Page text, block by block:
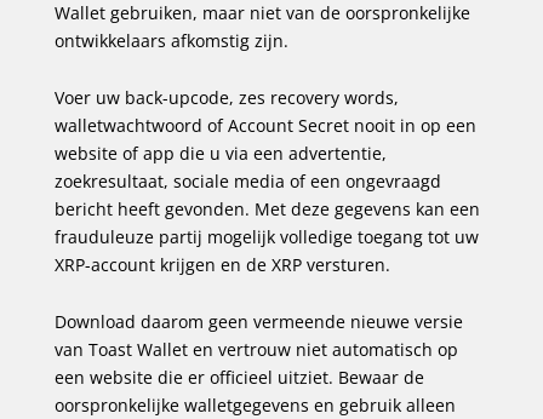
Wallet gebruiken, maar niet van de oorspronkelijke
ontwikkelaars afkomstig zijn.
Voer uw back-upcode, zes recovery words,
walletwachtwoord of Account Secret nooit in op een
website of app die u via een advertentie,
zoekresultaat, sociale media of een ongevraagd
bericht heeft gevonden. Met deze gegevens kan een
frauduleuze partij mogelijk volledige toegang tot uw
XRP-account krijgen en de XRP versturen.
Download daarom geen vermeende nieuwe versie
van Toast Wallet en vertrouw niet automatisch op
een website die er officieel uitziet. Bewaar de
oorspronkelijke walletgegevens en gebruik alleen